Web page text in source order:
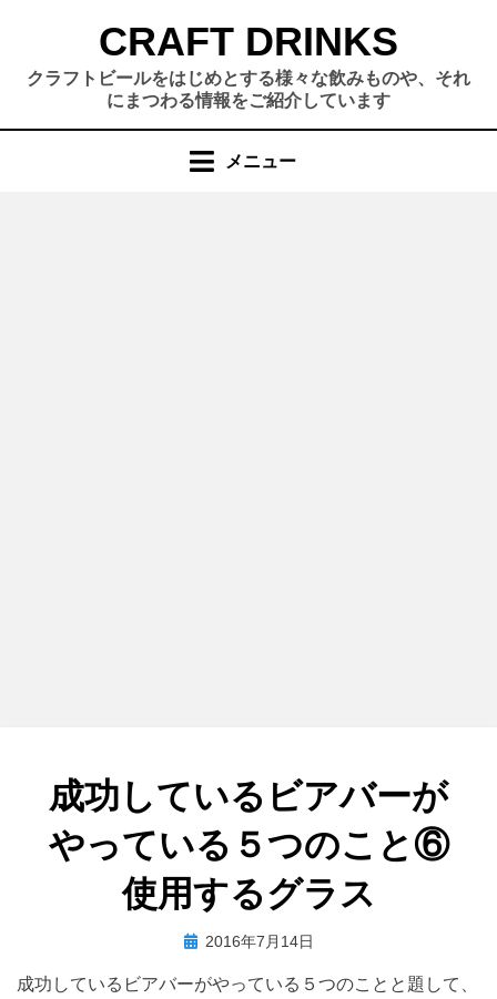
CRAFT DRINKS
クラフトビールをはじめとする様々な飲みものや、それ
にまつわる情報をご紹介しています
メニュー
成功しているビアバーが
やっている５つのこと⑥
使用するグラス
投稿者master
投
日:
2016年7月14日
成功しているビアバーがやっている５つのことと題して、